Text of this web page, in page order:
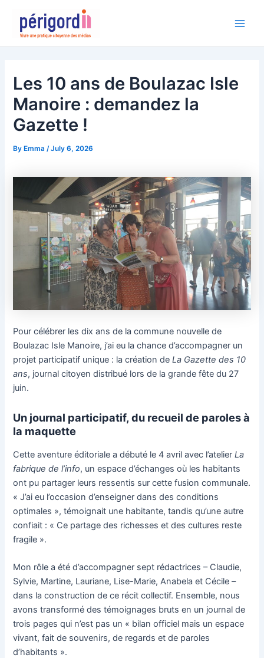
content
Les 10 ans de Boulazac Isle
Manoire : demandez la
Gazette !
By Emma/July 6, 2026
Pour célébrer les dix ans de la commune nouvelle de
Boulazac Isle Manoire, j’ai eu la chance d’accompagner un
projet participatif unique : la création deLa Gazette des 10
ans, journal citoyen distribué lors de la grande fête du 27
juin.
Un journal participatif, du recueil de paroles à
la maquette
Cette aventure éditoriale a débuté le 4 avril avec l’atelierLa
fabrique de l’info, un espace d’échanges où les habitants
ont pu partager leurs ressentis sur cette fusion communale.
« J’ai eu l’occasion d’enseigner dans des conditions
optimales », témoignait une habitante, tandis qu’une autre
confiait : « Ce partage des richesses et des cultures reste
fragile ».
Mon rôle a été d’accompagner sept rédactrices – Claudie,
Sylvie, Martine, Lauriane, Lise-Marie, Anabela et Cécile –
dans la construction de ce récit collectif. Ensemble, nous
avons transformé des témoignages bruts en un journal de
trois pages qui n’est pas un « bilan officiel mais un espace
vivant, fait de souvenirs, de regards et de paroles
d’habitants ».